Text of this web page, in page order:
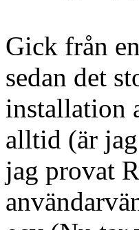
Gick från
sedan det
installation
alltid (är
jag provat